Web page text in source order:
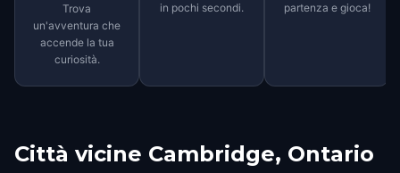
Trova
un'avventura che
accende la tua
curiosità.
in pochi secondi.
partenza e gioca!
Città vicine Cambridge, Ontario